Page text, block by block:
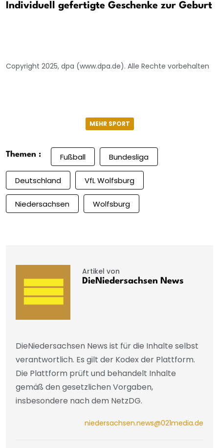
Individuell gefertigte Geschenke zur Geburt
Copyright 2025, dpa (www.dpa.de). Alle Rechte vorbehalten
MEHR SPORT
Themen : Fußball Bundesliga
Deutschland VfL Wolfsburg
Niedersachsen Wolfsburg
Artikel von
DieNiedersachsen News
DieNiedersachsen News ist für die Inhalte selbst
verantwortlich. Es gilt der Kodex der Plattform.
Die Plattform prüft und behandelt Inhalte
gemäß den gesetzlichen Vorgaben,
insbesondere nach dem NetzDG.
niedersachsen.news@021media.de